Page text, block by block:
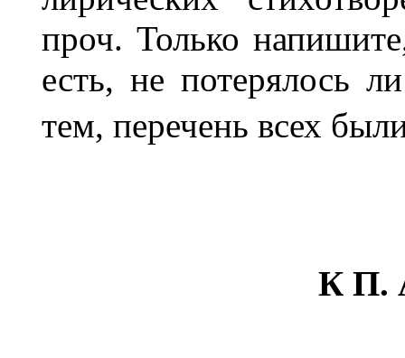
проч. Только
есть, не потерялось
тем, перечень всех
К П.